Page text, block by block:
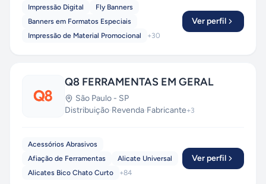
Impressão Digital
Fly Banners
Banners em Formatos Especiais
Impressão de Material Promocional
+30
Ver perfil
Q8 FERRAMENTAS EM GERAL
São Paulo - SP
Distribuição·Revenda·Fabricante+3
Acessórios Abrasivos
Afiação de Ferramentas
Alicate Universal
Alicates Bico Chato Curto
+84
Ver perfil